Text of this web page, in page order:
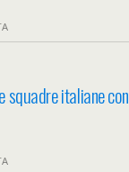
italiane con